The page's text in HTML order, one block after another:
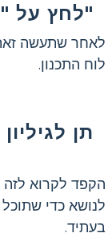
לחץ על "העתק תבנית"
לאחר שתעשה
לוח התכנון.
תן
הקפד לקרוא
לנושא כדי
בעתיד.